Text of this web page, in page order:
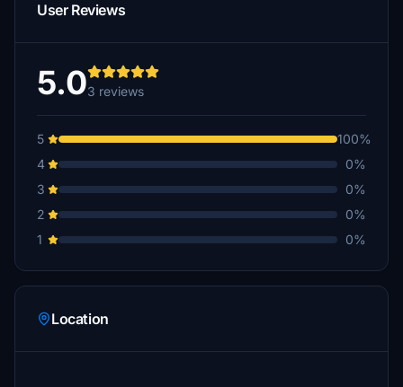
User Reviews
5.03 reviews
5
100%
4
0%
3
0%
2
0%
1
0%
Location